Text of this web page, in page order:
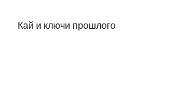
Кай и ключи прошлого